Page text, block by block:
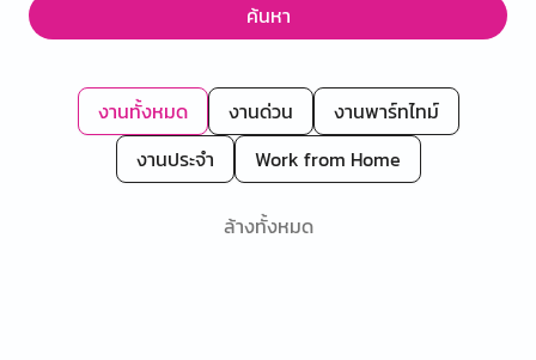
ค้นหา
งานทั้งหมด งานด่วน
งานพาร์ทไทม์
งานประจำ
Work from Home
ล้างทั้งหมด